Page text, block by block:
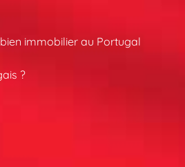
immobilier au Portugal
?